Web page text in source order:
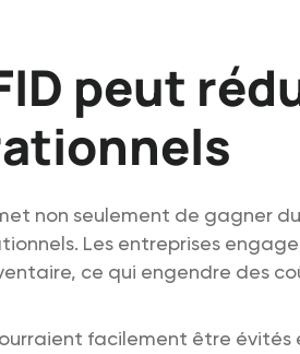
peut
non seulement de gagner
Les entreprises
ce qui engendre des
facilement être évités